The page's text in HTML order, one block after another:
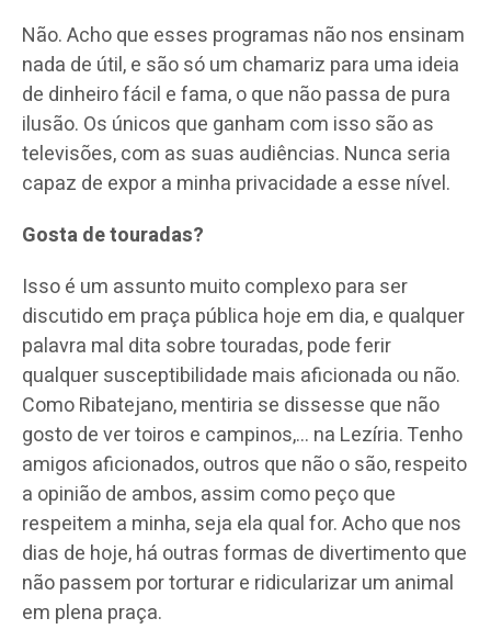
Não. Acho que esses programas não nos ensinam
nada de útil, e são só um chamariz para uma ideia
de dinheiro fácil e fama, o que não passa de pura
ilusão. Os únicos que ganham com isso são as
televisões, com as suas audiências. Nunca seria
capaz de expor a minha privacidade a esse nível.
Gosta de touradas?
Isso é um assunto muito complexo para ser
discutido em praça pública hoje em dia, e qualquer
palavra mal dita sobre touradas, pode ferir
qualquer susceptibilidade mais aficionada ou não.
Como Ribatejano, mentiria se dissesse que não
gosto de ver toiros e campinos,… na Lezíria. Tenho
amigos aficionados, outros que não o são, respeito
a opinião de ambos, assim como peço que
respeitem a minha, seja ela qual for. Acho que nos
dias de hoje, há outras formas de divertimento que
não passem por torturar e ridicularizar um animal
em plena praça.